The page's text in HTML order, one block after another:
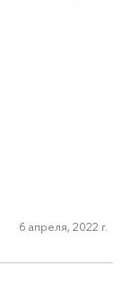
6 апреля, 2022 г.